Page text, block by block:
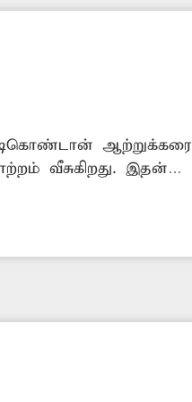
வீசுகிறது. இதன்
அபாயம் உள்ளது.
அகற்ற